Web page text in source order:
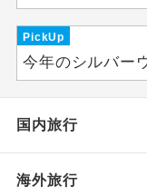
PickUp
今年のシルバー
国内旅行
海外旅行